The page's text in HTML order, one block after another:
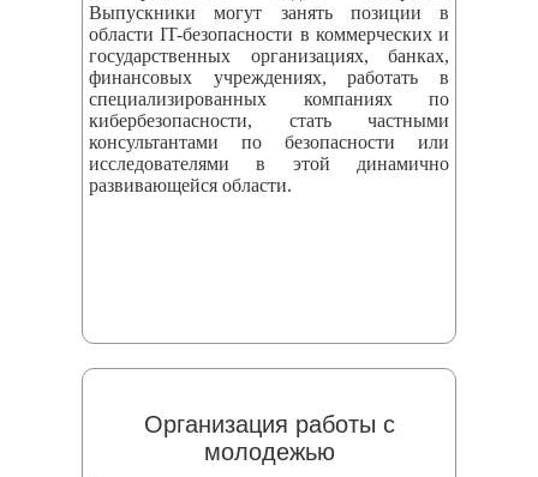
Выпускники могут занять позиции в
области IT-безопасности в коммерческих и
государственных организациях, банках,
финансовых учреждениях, работать в
специализированных компаниях по
кибербезопасности, стать частными
консультантами по безопасности или
исследователями в этой динамично
развивающейся области.
Организация работы с
молодежью